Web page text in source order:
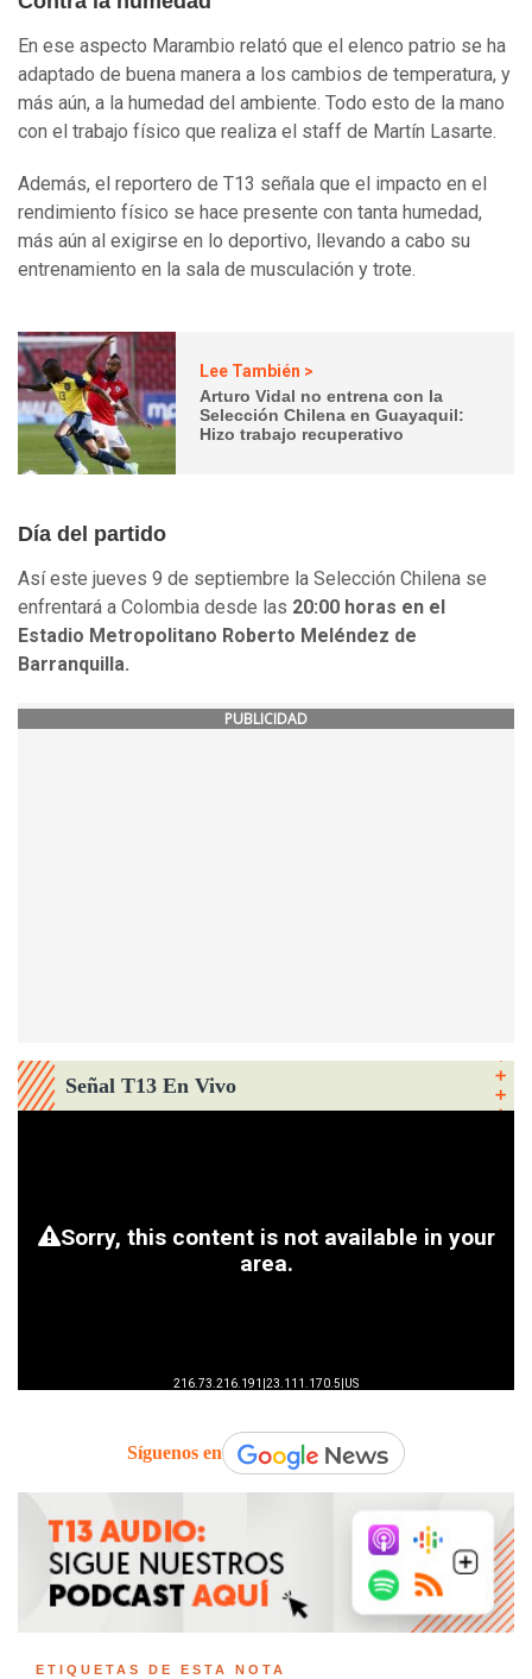
En ese aspecto Marambio relató que el elenco patrio se ha
adaptado de buena manera a los cambios de temperatura, y
más aún, a la humedad del ambiente. Todo esto de la mano
con el trabajo físico que realiza el staff de Martín Lasarte.
Además, el reportero de T13 señala que el impacto en el
rendimiento físico se hace presente con tanta humedad,
más aún al exigirse en lo deportivo, llevando a cabo su
entrenamiento en la sala de musculación y trote.
Lee También >
Arturo Vidal no entrena con la
Selección Chilena en Guayaquil:
Hizo trabajo recuperativo
Día del partido
Así este jueves 9 de septiembre la Selección Chilena se
enfrentará a Colombia desde las 20:00 horas en el
Estadio Metropolitano Roberto Meléndez de
Barranquilla.
PUBLICIDAD
Señal T13 En Vivo
Síguenos en
ETIQUETAS DE ESTA NOTA